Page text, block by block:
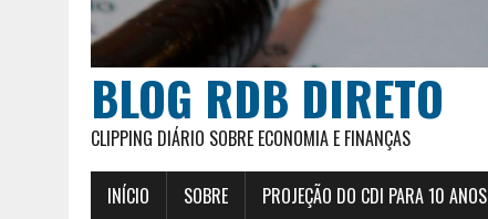
BLOG RDB DIRETO
CLIPPING DIÁRIO SOBRE ECONOMIA E FINANÇAS
INÍCIO SOBRE PROJEÇÃO DO CDI PARA 10 ANOS